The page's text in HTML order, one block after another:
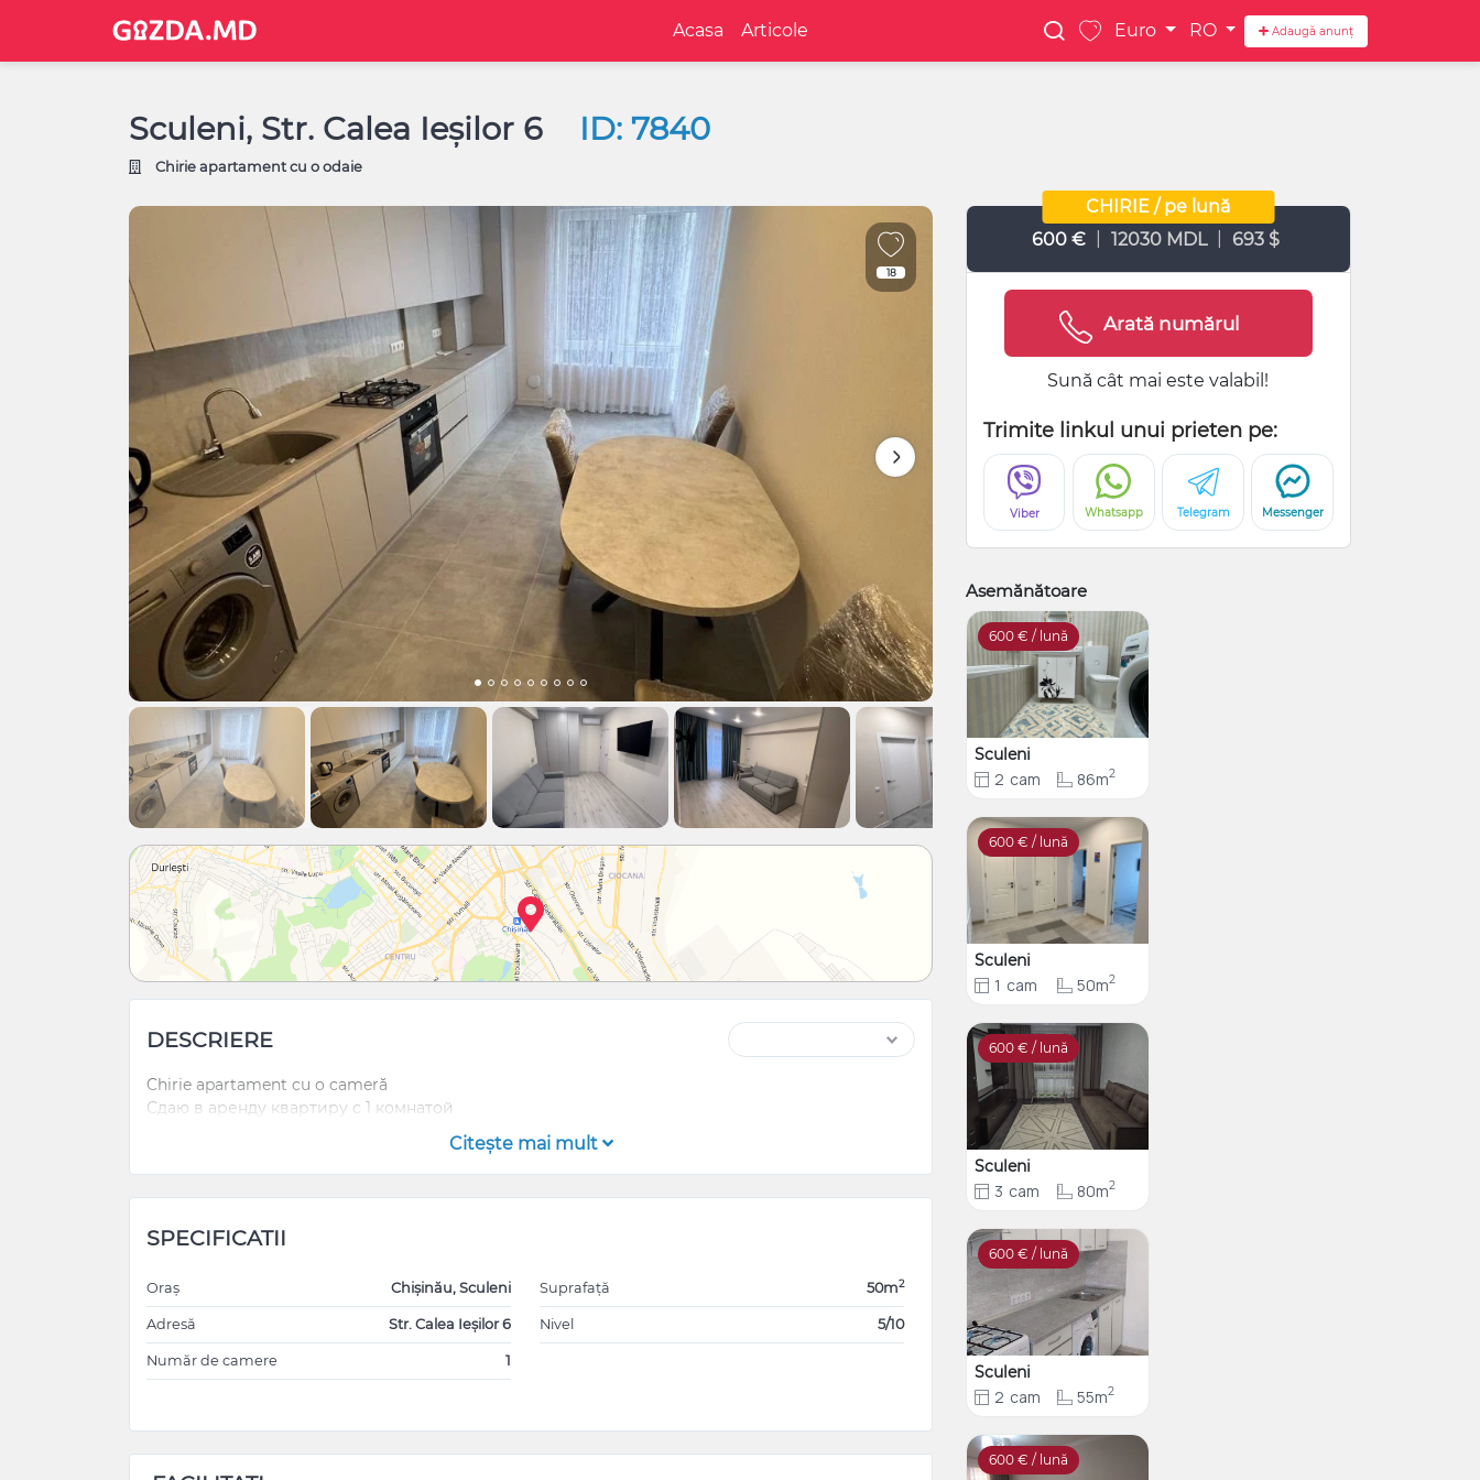
Acasa Articole Euro RO Adaugă anunț
Sculeni, Str. Calea Ieșilor 6 ID: 7840
Chirie apartament cu o odaie
18
DESCRIERE
Chirie apartament cu o cameră
Сдаю в аренду квартиру с 1 комнатой
Citeşte mai mult
SPECIFICATII
Oraș Chișinău, Sculeni
Adresă Str. Calea Ieșilor 6
Număr de camere 1
Suprafață 50m2
Nivel 5/10
CHIRIE / pe lună
600 €
12030 MDL 693 $
Arată numărul
Sună cât mai este valabil!
Trimite linkul unui prieten pe:
Viber Whatsapp Telegram Messenger
Asemănătoare
600 € / lună
Sculeni
2 cam 86m2
600 € / lună
Sculeni
1 cam 50m2
600 € / lună
Sculeni
3 cam 80m2
600 € / lună
Sculeni
2 cam 55m2
600 € / lună